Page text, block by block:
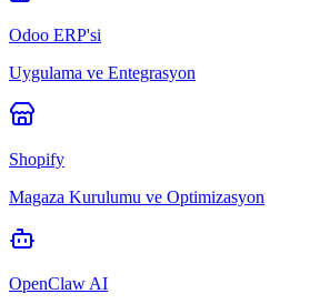
Odoo ERP'si
Uygulama ve Entegrasyon
Shopify
Magaza Kurulumu ve Optimizasyon
OpenClaw AI